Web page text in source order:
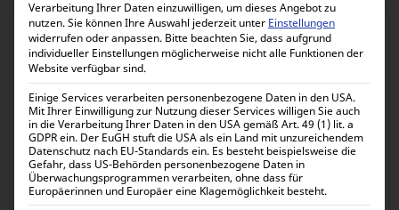
Verarbeitung Ihrer Daten einzuwilligen, um dieses Angebot zu
nutzen.Sie können Ihre Auswahl jederzeit unter Einstellungen
widerrufen oder anpassen. Bitte beachten Sie, dass aufgrund
individueller Einstellungen möglicherweise nicht alle Funktionen der
Website verfügbar sind.
Einige Services verarbeiten personenbezogene Daten in den USA.
Mit Ihrer Einwilligung zur Nutzung dieser Services willigen Sie auch
in die Verarbeitung Ihrer Daten in den USA gemäß Art. 49 (1) lit. a
GDPR ein. Der EuGH stuft die USA als ein Land mit unzureichendem
Datenschutz nach EU-Standards ein. Es besteht beispielsweise die
Gefahr, dass US-Behörden personenbezogene Daten in
Überwachungsprogrammen verarbeiten, ohne dass für
Europäerinnen und Europäer eine Klagemöglichkeit besteht.